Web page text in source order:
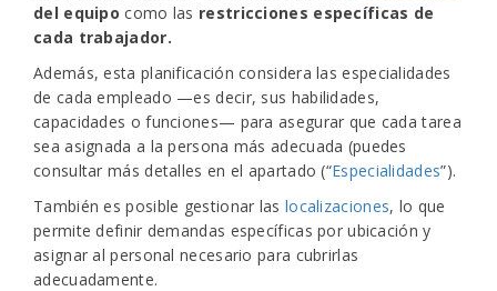
del equipo como las restricciones específicas de
cada trabajador.
Además, esta planificación considera las especialidades
de cada empleado —es decir, sus habilidades,
capacidades o funciones— para asegurar que cada tarea
sea asignada a la persona más adecuada (puedes
consultar más detalles en el apartado (“Especialidades”).
También es posible gestionar las localizaciones, lo que
permite definir demandas específicas por ubicación y
asignar al personal necesario para cubrirlas
adecuadamente.